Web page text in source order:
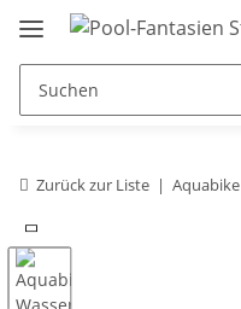
Zurück zur Liste Aquabike